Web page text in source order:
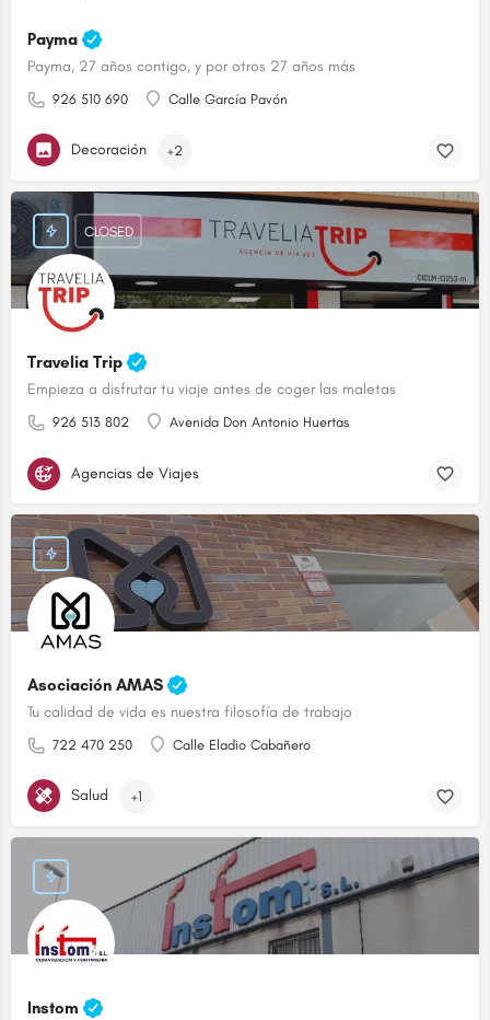
Payma
Payma, 27 años contigo, y por otros 27 años más
926 510 690 Calle García Pavón
Decoración +2
Travelia Trip
Empieza a disfrutar tu viaje antes de coger las maletas
926 513 802 Avenida Don Antonio Huertas
CLOSED
Agencias de Viajes
Asociación AMAS
Tu calidad de vida es nuestra filosofía de trabajo
722 470 250 Calle Eladio Cabañero
Salud +1
Instom